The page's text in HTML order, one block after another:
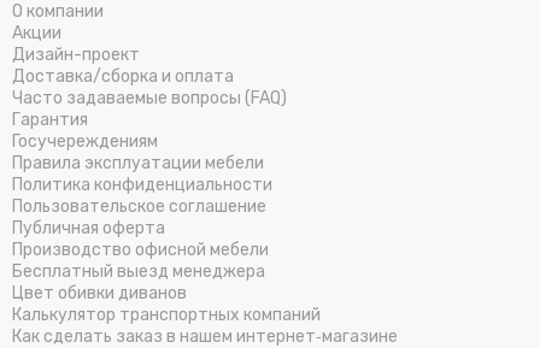
О компании
Акции
Дизайн-проект
Доставка/cборка и оплата
Часто задаваемые вопросы (FAQ)
Гарантия
Госучереждениям
Правила эксплуатации мебели
Политика конфиденциальности
Пользовательское соглашение
Публичная оферта
Производство офисной мебели
Бесплатный выезд менеджера
Цвет обивки диванов
Калькулятор транспортных компаний
Как сделать заказ в нашем интернет‑магазине